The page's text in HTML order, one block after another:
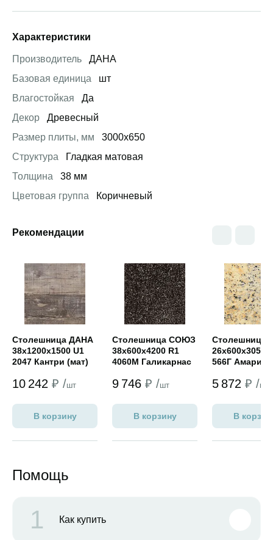
Характеристики
Производитель
ДАНА
Базовая единица
шт
Влагостойкая
Да
Декор
Древесный
Размер плиты, мм
3000х650
Структура
Гладкая матовая
Толщина
38 мм
Цветовая группа
Коричневый
Рекомендации
Столешница ДАНА
38х1200х1500 U1
2047 Кантри (мат)
10 242 ₽ /шт
В корзину
Столешница СОЮЗ
38х600х4200 R1
4060М Галикарнас
(универсал)
9 746 ₽ /шт
В корзину
Столешница
26х600х3050
566Г
5 872 ₽ /шт
В
Помощь
1 Как купить